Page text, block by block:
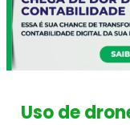
Uso de